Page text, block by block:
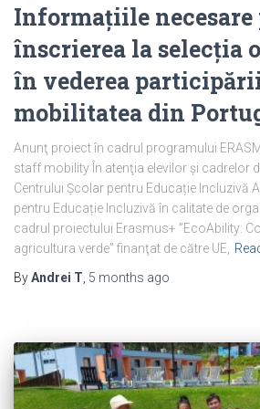
Informațiile necesare
înscrierea la selecția
în vederea
mobilitatea din
Anunţ proiect în cadrul programului
staff mobility În atenţia elevilor și cadrelor
Centrului Școlar pentru Educație Incluzivă
pentru Educație Incluzivă în calitate de
cadrul proiectului Erasmus+ ”EcoAbility:
agricultura verde” finanţat de către UE,
ByAndrei T 5 months ago